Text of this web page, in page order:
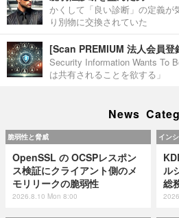
かくして「良い診断」の定義
り別物に交換されていた
[Scan PREMIUM 法人会員登
Security Information Wants To
は共有されることを欲する」
News
脆弱性と脅威
OpenSSL の OCSPレスポン
ス検証にクライアント側のメ
モリリークの脆弱性
2026.8.10 Mon 8:00
イン
ル
総